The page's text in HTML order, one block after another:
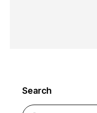
Search